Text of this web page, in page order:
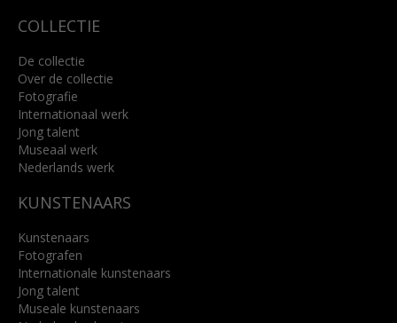
COLLECTIE
De collectie
Over de collectie
Fotografie
Internationaal werk
Jong talent
Museaal werk
Nederlands werk
KUNSTENAARS
Kunstenaars
Fotografen
Internationale kunstenaars
Jong talent
Museale kunstenaars